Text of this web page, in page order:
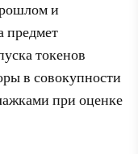
и
предмет
токенов
в совокупности
при оценке